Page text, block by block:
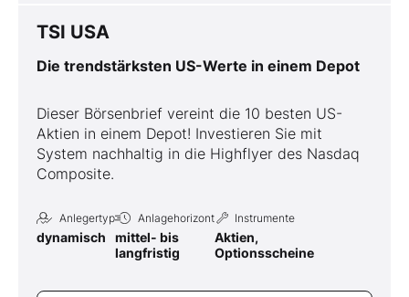
TSI USA
Die trendstärksten US-Werte in einem Depot
Dieser Börsenbrief vereint die 10 besten US-
Aktien in einem Depot! Investieren Sie mit
System nachhaltig in die Highflyer des Nasdaq
Composite.
Anlegertyp
dynamisch
Anlagehorizont
mittel- bis
langfristig
Instrumente
Aktien,
Optionsscheine